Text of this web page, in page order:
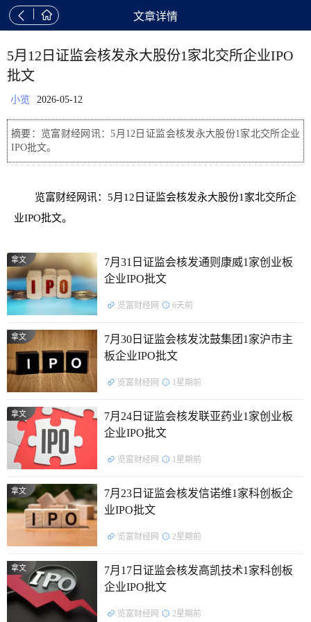
  文章详情
5月12日证监会核发永大股份1家北交所企业IPO
批文
小览 2026-05-12
摘要：览富财经网讯：5月12日证监会核发永大股份1家北交所企业
IPO批文。
览富财经网讯：5月12日证监会核发永大股份1家北交所企
业IPO批文。
拿文
7月31日证监会核发通则康威1家创业板
企业IPO批文
览富财经网 6天前
拿文
7月30日证监会核发沈鼓集团1家沪市主
板企业IPO批文
览富财经网 1星期前
拿文
7月24日证监会核发联亚药业1家创业板
企业IPO批文
览富财经网 1星期前
拿文
7月23日证监会核发信诺维1家科创板企
业IPO批文
览富财经网 2星期前
拿文
7月17日证监会核发高凯技术1家科创板
企业IPO批文
览富财经网 2星期前